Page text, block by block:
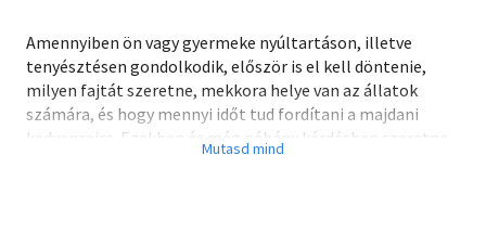
Amennyiben ön vagy gyermeke nyúltartáson, illetve
tenyésztésen gondolkodik, először is el kell döntenie,
milyen fajtát szeretne, mekkora helye van az állatok
számára, és hogy mennyi időt tud fordítani a majdani
kedvenceire. Ezekben és még néhány kérdésben szeretne
segíteni ez a könyv: pl. a fajták kiválasztása, elhelyezés,